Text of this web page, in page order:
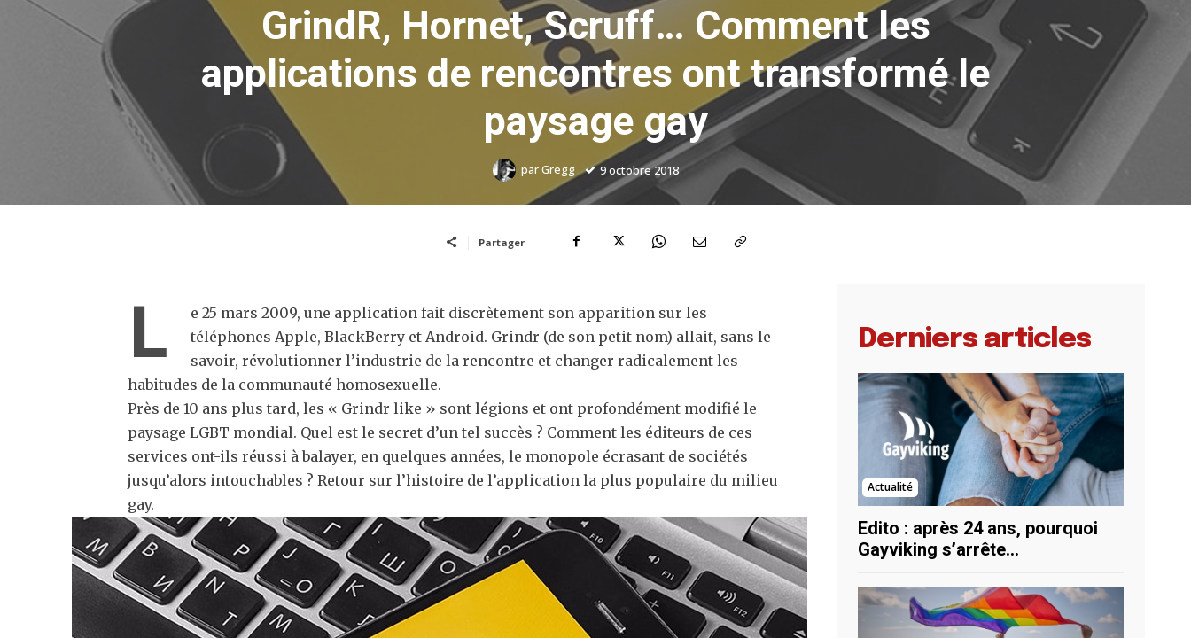
GrindR, Hornet, Scruff… Comment les
applications de rencontres ont transformé le
paysage gay
parGregg 9 octobre 2018
Partager
L
e 25 mars 2009, une application fait discrètement son apparition sur les
téléphones Apple, BlackBerry et Android. Grindr (de son petit nom) allait, sans le
savoir, révolutionner l’industrie de la rencontre et changer radicalement les
habitudes de la communauté homosexuelle.
Près de 10 ans plus tard, les « Grindr like » sont légions et ont profondément modifié le
paysage LGBT mondial. Quel est le secret d’un tel succès ? Comment les éditeurs de ces
services ont-ils réussi à balayer, en quelques années, le monopole écrasant de sociétés
jusqu’alors intouchables ? Retour sur l’histoire de l’application la plus populaire du milieu
gay.
Derniers articles
Actualité
Edito : après 24 ans, pourquoi
Gayviking s’arrête…